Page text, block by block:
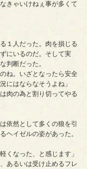
きゃいけねぇ事が多くて
１人だった。肉を損じる
にいるのだ。そして実
判断だった。
ね。いざとなったら安全
はならなそうよね」
肉の為と割り切ってやる
依然として多くの狼を引
ヘイゼルの姿があった。
くなった、と感じます」
あるいは受け止めるフレ